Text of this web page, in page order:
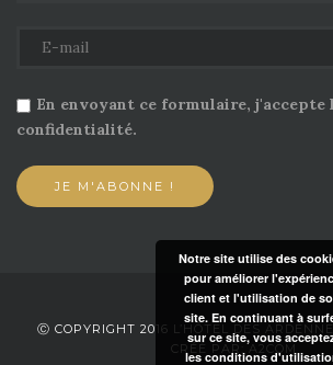
En envoyant ce formulaire,
confidentialité.
Ⓒ COPYRIGHT 2016 L’HÔTEL DES
CRÉÉ PAR: A2COM
Notre site utilise des
pour améliorer
client et l'utilisation de
site. En continuant à
sur ce site, vous
les conditions